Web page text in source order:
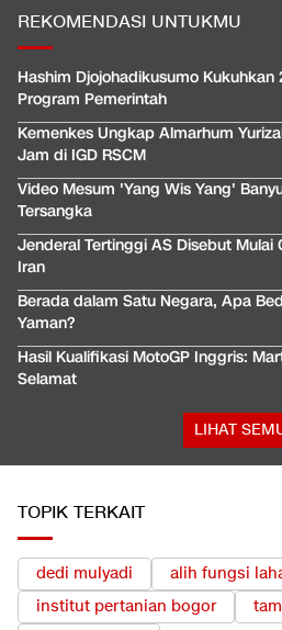
REKOMENDASI UNTUKMU
Hashim Djojohadikusumo
Program Pemerintah
Kemenkes Ungkap Almarhum
Jam di IGD RSCM
Video Mesum 'Yang Wis Yang'
Tersangka
Jenderal Tertinggi AS Disebut Mulai
Iran
Berada dalam Satu Negara, Apa
Yaman?
Hasil Kualifikasi MotoGP Inggris:
Selamat
LIHAT
TOPIK TERKAIT
dedi mulyadi
alih fungsi
institut pertanian bogor